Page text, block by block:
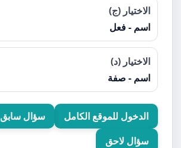
الاختيار (ج)
اسم - فعل
الاختيار (د)
اسم - صفة
الدخول للموقع الكامل
سؤال سابق
سؤال لاحق